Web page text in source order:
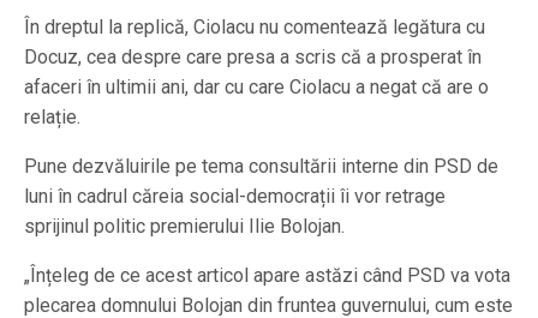
În dreptul la replică, Ciolacu nu comentează legătura cu
Docuz, cea despre care presa a scris că a prosperat în
afaceri în ultimii ani, dar cu care Ciolacu a negat că are o
relație.
Pune dezvăluirile pe tema consultării interne din PSD de
luni în cadrul căreia social-democrații îi vor retrage
sprijinul politic premierului Ilie Bolojan.
„Înțeleg de ce acest articol apare astăzi când PSD va vota
plecarea domnului Bolojan din fruntea guvernului, cum este